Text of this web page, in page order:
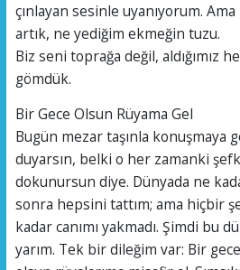
çınlayan sesinle uyanıyorum.
artık, ne yediğim ekmeğin tuzu.
​Biz seni toprağa değil, aldığımız
gömdük.
​Bir Gece Olsun Rüyama Gel
​Bugün mezar taşınla konuşmaya
duyarsın, belki o her zamanki
dokunursun diye. Dünyada ne
sonra hepsini tattım; ama hiçbir
kadar canımı yakmadı. Şimdi bu
yarım. Tek bir dileğim var: Bir